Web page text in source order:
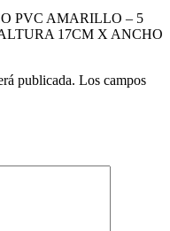
PVC AMARILLO – 5
17CM X ANCHO
publicada. Los campos